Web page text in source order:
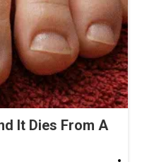
It Dies From A